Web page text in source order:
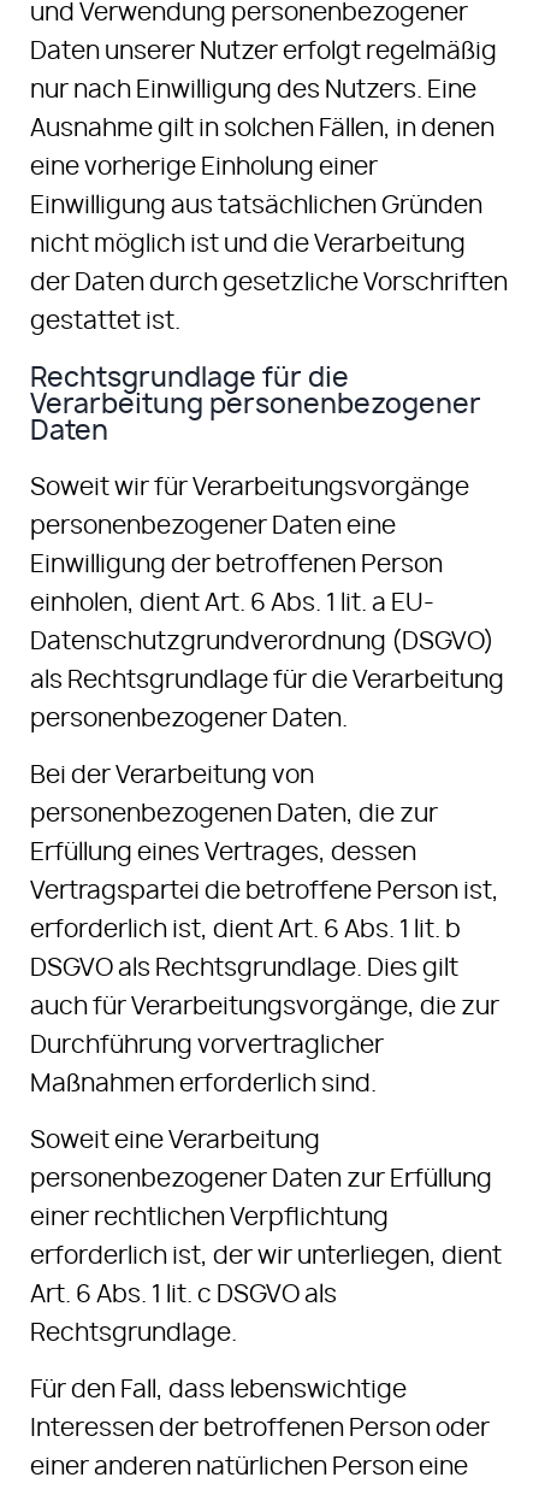
und Verwendung personenbezogener
Daten unserer Nutzer erfolgt regelmäßig
nur nach Einwilligung des Nutzers. Eine
Ausnahme gilt in solchen Fällen, in denen
eine vorherige Einholung einer
Einwilligung aus tatsächlichen Gründen
nicht möglich ist und die Verarbeitung
der Daten durch gesetzliche Vorschriften
gestattet ist.
Rechtsgrundlage für die
Verarbeitung personenbezogener
Daten
Soweit wir für Verarbeitungsvorgänge
personenbezogener Daten eine
Einwilligung der betroffenen Person
einholen, dient Art. 6 Abs. 1 lit. a EU-
Datenschutzgrundverordnung (DSGVO)
als Rechtsgrundlage für die Verarbeitung
personenbezogener Daten.
Bei der Verarbeitung von
personenbezogenen Daten, die zur
Erfüllung eines Vertrages, dessen
Vertragspartei die betroffene Person ist,
erforderlich ist, dient Art. 6 Abs. 1 lit. b
DSGVO als Rechtsgrundlage. Dies gilt
auch für Verarbeitungsvorgänge, die zur
Durchführung vorvertraglicher
Maßnahmen erforderlich sind.
Soweit eine Verarbeitung
personenbezogener Daten zur Erfüllung
einer rechtlichen Verpflichtung
erforderlich ist, der wir unterliegen, dient
Art. 6 Abs. 1 lit. c DSGVO als
Rechtsgrundlage.
Für den Fall, dass lebenswichtige
Interessen der betroffenen Person oder
einer anderen natürlichen Person eine